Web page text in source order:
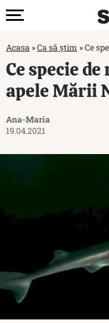
Acasa »Ca să știm »Ce
Ce specie
apele Mării
Ana-Maria
19.04.2021